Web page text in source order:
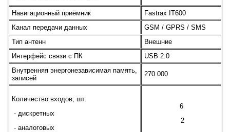
Навигационный приёмник
Fastrax IT600
Канал передачи данных
GSM / GPRS / SMS
Тип антенн
Внешние
Интерфейс связи с ПК
USB 2.0
Внутренняя энергонезависимая память,
записей
270 000
Количество входов, шт:
- дискретных
- аналоговых
6
2